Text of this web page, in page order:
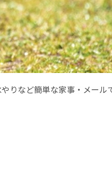
など簡単な家事・メール